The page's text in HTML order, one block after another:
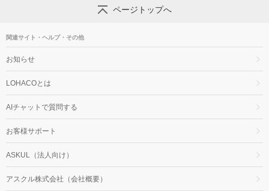
ページトップへ
関連サイト・ヘルプ・その他
お知らせ
LOHACOとは
AIチャットで質問する
お客様サポート
ASKUL（法人向け）
アスクル株式会社（会社概要）